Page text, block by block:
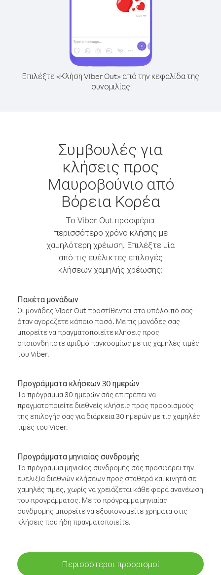
Επιλέξτε «Κλήση Viber Out» από την κεφαλίδα της
συνομιλίας
Συμβουλές για
κλήσεις προς
Μαυροβούνιο από
Βόρεια Κορέα
Το Viber Out προσφέρει
περισσότερο χρόνο κλήσης με
χαμηλότερη χρέωση. Επιλέξτε μία
από τις ευέλικτες επιλογές
κλήσεων χαμηλής χρέωσης:
Πακέτα μονάδων
Οι μονάδες Viber Out προστίθενται στο υπόλοιπό σας
όταν αγοράζετε κάποιο ποσό. Με τις μονάδες σας
μπορείτε να πραγματοποιείτε κλήσεις προς
οποιονδήποτε αριθμό παγκοσμίως με τις χαμηλές τιμές
του Viber.
Προγράμματα κλήσεων 30 ημερών
Το πρόγραμμα 30 ημερών σάς επιτρέπει να
πραγματοποιείτε διεθνείς κλήσεις προς προορισμούς
της επιλογής σας για διάρκεια 30 ημερών με τις χαμηλές
τιμές του Viber.
Προγράμματα μηνιαίας συνδρομής
Το πρόγραμμα μηνιαίας συνδρομής σάς προσφέρει την
ευελιξία διεθνών κλήσεων προς σταθερά και κινητά σε
χαμηλές τιμές, χωρίς να χρειάζεται κάθε φορά ανανέωση
του προγράμματος. Με το πρόγραμμα μηνιαίας
συνδρομής μπορείτε να εξοικονομείτε χρήματα στις
κλήσεις που ήδη πραγματοποιείτε.
Περισσότεροι προορισμοί